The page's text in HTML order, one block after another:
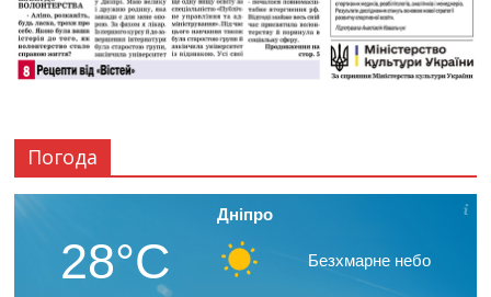
Погода
Дніпро
28°C Безхмарне небо